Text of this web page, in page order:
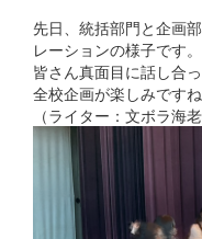
先日、統括部門と企画
レーションの様子です。
皆さん真面目に話し合
全校企画が楽しみですね
（ライター：文ボラ海老